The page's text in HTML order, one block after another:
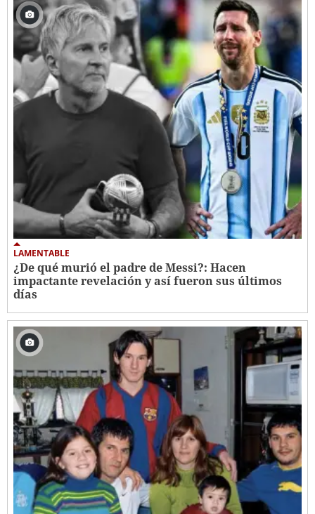
LAMENTABLE
¿De qué murió el padre de Messi?: Hacen
impactante revelación y así fueron sus últimos
días